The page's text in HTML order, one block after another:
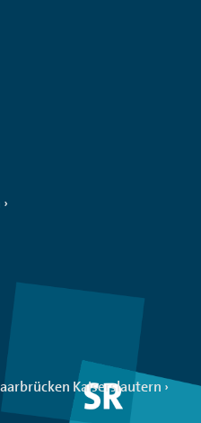
Kaiserslautern